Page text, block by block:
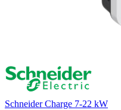
Schneider Charge 7-22 kW